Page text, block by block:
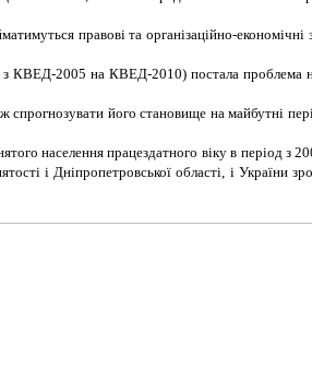
правові та організаційно-
з КВЕД-2005 на КВЕД-2010) постала проблема
його становище на майбутні
населення працездатного віку в період з
і Дніпропетровської області, і України